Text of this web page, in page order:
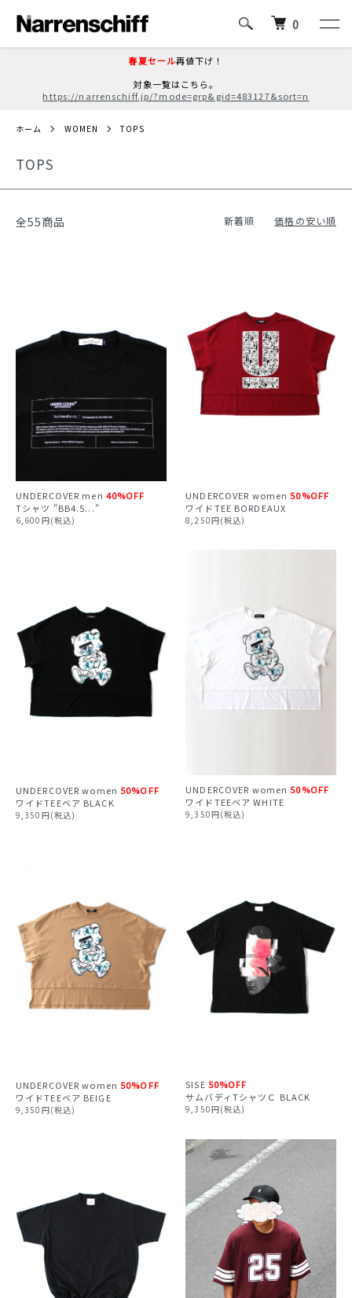
春夏セール再値下げ！
対象一覧はこちら。
https://narrenschiff.jp/?mode=grp&gid=483127&sort=n
0
ホーム WOMEN TOPS
TOPS
全55商品 新着順 価格の安い順
UNDERCOVER men 40%OFF
Tシャツ "BB4.5..."
6,600円(税込)
UNDERCOVER women50%OFF
ワイドTEE BORDEAUX
8,250円(税込)
UNDERCOVERwomen50%OFF
ワイドTEEベア BLACK
9,350円(税込)
UNDERCOVER women50%OFF
ワイドTEEベア WHITE
9,350円(税込)
UNDERCOVERwomen50%OFF
ワイドTEEベア BEIGE
9,350円(税込)
SISE 50%OFF
サムバディTシャツＣ BLACK
9,350円(税込)